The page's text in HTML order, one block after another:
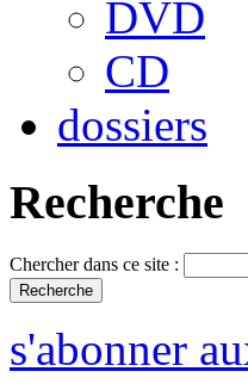
DVD
CD
dossiers
Recherche
Chercher dans ce site :
s'abonner